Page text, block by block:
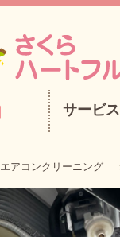
サービ
エアコンクリーニング